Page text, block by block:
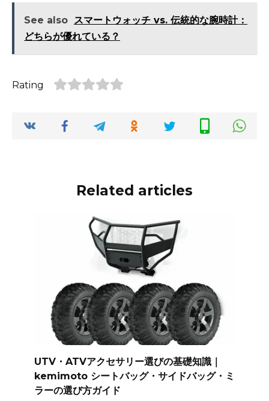
c
e
b
o
it
te
r
ai
l
te
re
st
d
t
a
A
k
dI
p
Li
ar
See also
スマートウォッチ vs. 伝統的な腕時計：
どちらが優れている？
Rating
Related articles
UTV・ATVアクセサリー選びの基礎知識｜
kemimoto シートバッグ・サイドバッグ・ミ
ラーの選び方ガイド